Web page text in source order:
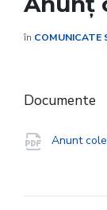
în COMUNICATE
Documente
Anunt